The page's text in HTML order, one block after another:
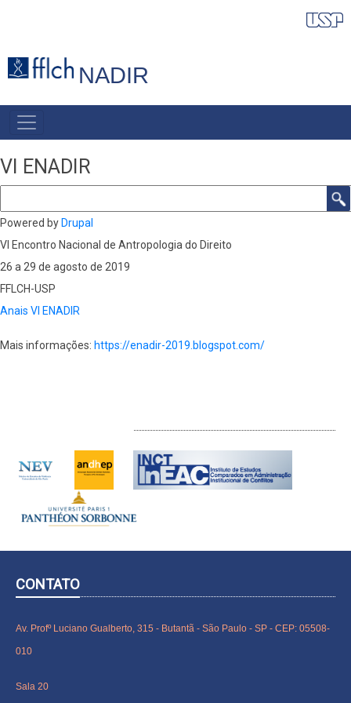
conteúdo
NADIR
NAVEGAÇÃO
PRINCIPAL
VI ENADIR
Powered by Drupal
VI Encontro Nacional de Antropologia do Direito
26 a 29 de agosto de 2019
FFLCH-USP
Anais VI ENADIR
Mais informações: https://enadir-2019.blogspot.com/
CONTATO
Av. Profº Luciano Gualberto, 315 - Butantã - São Paulo - SP - CEP: 05508-
010
Sala 20